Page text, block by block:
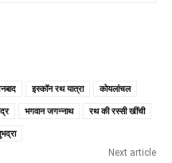
इस्कॉन रथ यात्रा
कोयलांचल
भगवान जगन्नाथ
रथ की रस्सी खींची
Next article